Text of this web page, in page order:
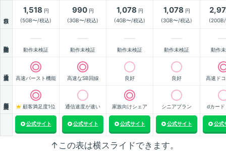
1,518 円
(5GB〜/税込)
990円
(3GB〜/税込)
1,078 円
(4GB〜/税込)
1,078 円
(3GB〜/税込)
動作未検証 動作未検証 動作未検証 動作未検証 動作
高速バースト機能 高速なSB回線 良好 良好 高速ド
顧客満足度1位 通信速度が速い 家族向けシェア シニアプラン dカード
公式サイト 公式サイト 公式サイト 公式サイト 公式
↑この表は横スライドできます。